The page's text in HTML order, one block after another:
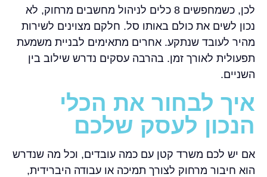
לכן, כשמחפשים 8 כלים לניהול מחשבים מרחוק, לא
נכון לשים את כולם באותו סל. חלקם מצוינים לשירות
מהיר לעובד שנתקע. אחרים מתאימים לבניית משמעת
תפעולית לאורך זמן. בהרבה עסקים נדרש שילוב בין
השניים.
איך לבחור את הכלי
הנכון לעסק שלכם
אם יש לכם משרד קטן עם כמה עובדים, וכל מה שנדרש
הוא חיבור מרחוק לצורך תמיכה או עבודה היברידית,